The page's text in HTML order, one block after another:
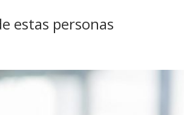
estas personas